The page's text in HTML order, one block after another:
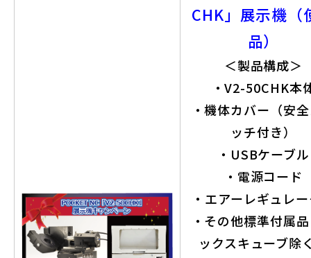
CHK」展示機（
品）
＜製品構成＞
・V2-50CHK本
・機体カバー（安
ッチ付き）
・USBケーブル
・電源コード
・エアーレギュレ
・その他標準付属
ックスキューブ除